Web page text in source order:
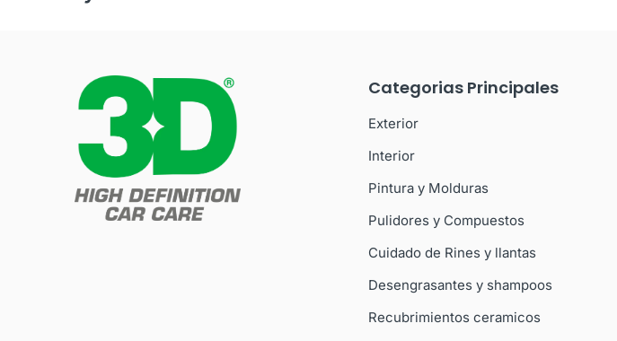
Categorias Principales
Exterior
Interior
Pintura y Molduras
Pulidores y Compuestos
Cuidado de Rines y llantas
Desengrasantes y shampoos
Recubrimientos ceramicos